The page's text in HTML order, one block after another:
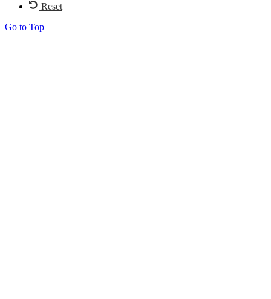
Reset
Go to Top